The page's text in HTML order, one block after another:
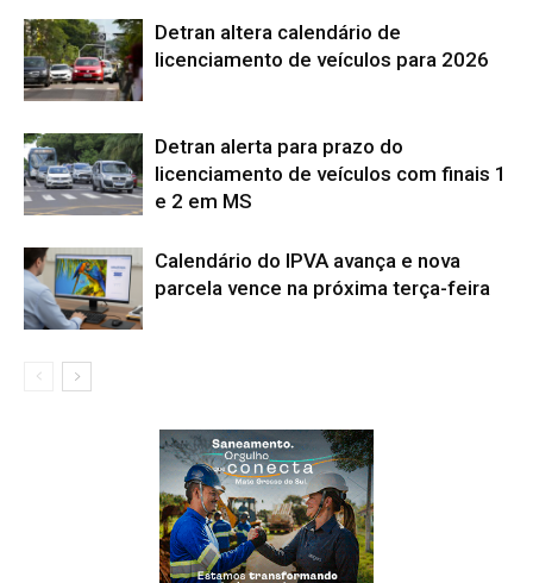
Detran altera calendário de
licenciamento de veículos para 2026
Detran alerta para prazo do
licenciamento de veículos com finais 1
e 2 em MS
Calendário do IPVA avança e nova
parcela vence na próxima terça-feira